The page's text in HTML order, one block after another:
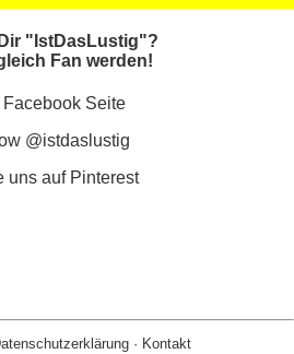
"IstDasLustig"?
Fan werden!
Facebook Seite
@istdaslustig
uns auf Pinterest
· Kontakt